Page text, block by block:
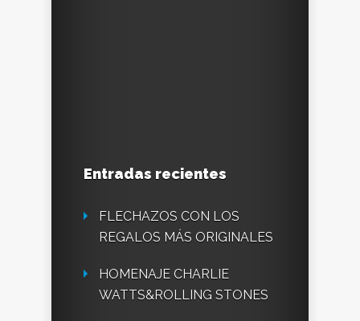
Entradas recientes
FLECHAZOS CON LOS
REGALOS MÁS ORIGINALES
HOMENAJE CHARLIE
WATTS&ROLLING STONES